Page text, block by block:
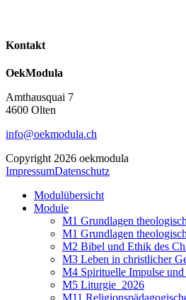
Kontakt
OekModula
Amthausquai 7
4600 Olten
info@oekmodula.ch
Copyright 2026 oekmodula
ImpressumDatenschutz
Modulübersicht
Module
M1 Grundlagen
M1 Grundlagen
M2 Bibel und Ethik des
M3 Leben in christlicher
M4 Spirituelle Impulse und
M5 Liturgie_2026
M11